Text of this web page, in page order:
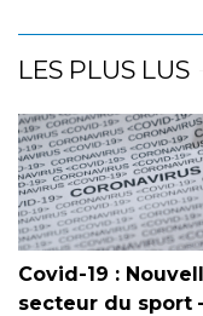
LES PLUS LUS
Covid-19 :
secteur du sport